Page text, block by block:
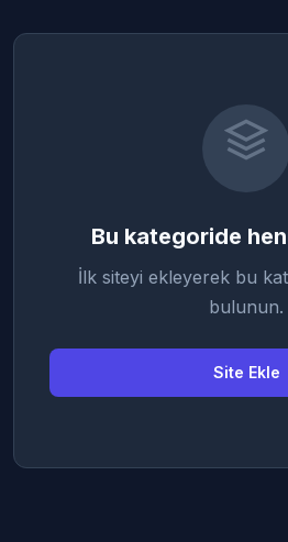
Bu kategoride
İlk siteyi ekleyerek bu
bulunun.
Site Ekle